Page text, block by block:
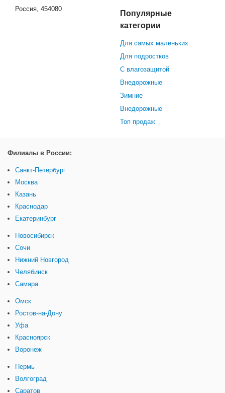
Россия, 454080
Популярные
категории
Для самых маленьких
Для подростков
С влагозащитой
Внедорожные
Зимние
Внедорожные
Топ продаж
Филиалы в России:
Санкт-Петербург
Москва
Казань
Краснодар
Екатеринбург
Новосибирск
Сочи
Нижний Новгород
Челябинск
Самара
Омск
Ростов-на-Дону
Уфа
Красноярск
Воронеж
Пермь
Волгоград
Саратов